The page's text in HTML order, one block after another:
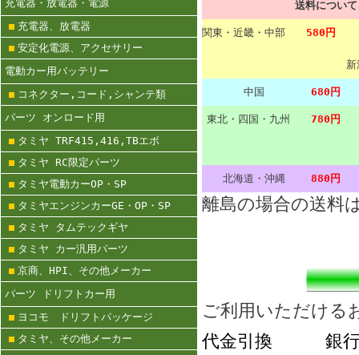
充電器・放電器・電源
充電器、放電器
安定化電源、アクセサリー
電動カー用バッテリー
コネクター,コード,シャンテ類
パーツ オンロード用
タミヤ TRF415,416,TBエボ
タミヤ RC限定パーツ
タミヤ電動カーOP・SP
タミヤエンジンカーGE・OP・SP
タミヤ タムテックギヤ
タミヤ カー汎用パーツ
京商、HPI、その他メーカー
パーツ ドリフトカー用
ヨコモ ドリフトパッケージ
タミヤ、その他メーカー
送料につい
関東・近畿・中部 580円
中国 680円
東北・四国・九州 780円
北海道・沖縄 880円
離島の場合の送料
ご利用いただける
代金引換 銀行